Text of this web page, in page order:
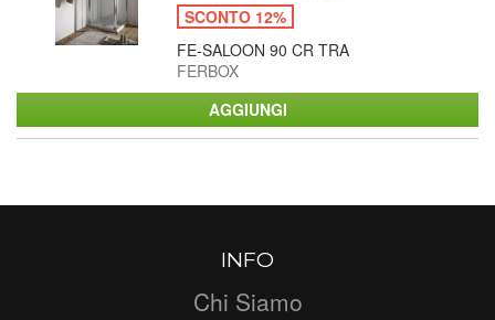
SCONTO 12%
FE-SALOON 90 CR TRA
FERBOX
INFO
Chi Siamo